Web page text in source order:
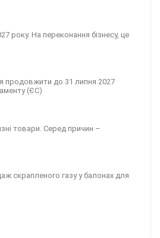
року. На переконання бізнесу, це
продовжити до 31 липня 2027
(ЄС)
товари. Серед причин –
скрапленого газу у балонах для